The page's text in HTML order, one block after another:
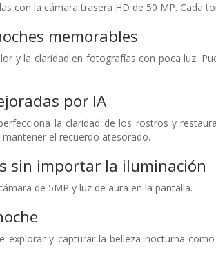
con la cámara trasera HD de 50 MP. Cada
memorables
y la claridad en fotografías con poca luz.
por IA
la claridad de los rostros y
el recuerdo atesorado.
sin importar la iluminación
de 5MP y luz de aura en la pantalla.
y capturar la belleza nocturna